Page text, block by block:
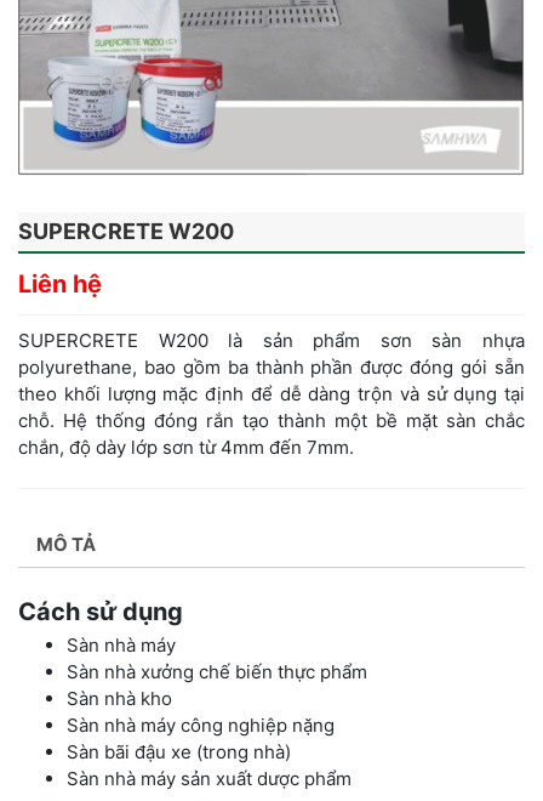
SUPERCRETE W200
Liên hệ
SUPERCRETE W200 là sản phẩm sơn sàn nhựa
polyurethane, bao gồm ba thành phần được đóng gói sẵn
theo khối lượng mặc định để dễ dàng trộn và sử dụng tại
chỗ. Hệ thống đóng rắn tạo thành một bề mặt sàn chắc
chắn, độ dày lớp sơn từ 4mm đến 7mm.
MÔ TẢ
Cách sử dụng
Sàn nhà máy
Sàn nhà xưởng chế biến thực phẩm
Sàn nhà kho
Sàn nhà máy công nghiệp nặng
Sàn bãi đậu xe (trong nhà)
Sàn nhà máy sản xuất dược phẩm